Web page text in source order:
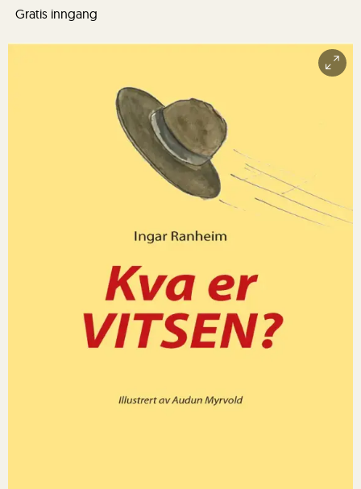
Gratis inngang